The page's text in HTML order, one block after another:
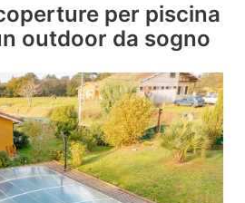
per piscina
outdoor da sogno